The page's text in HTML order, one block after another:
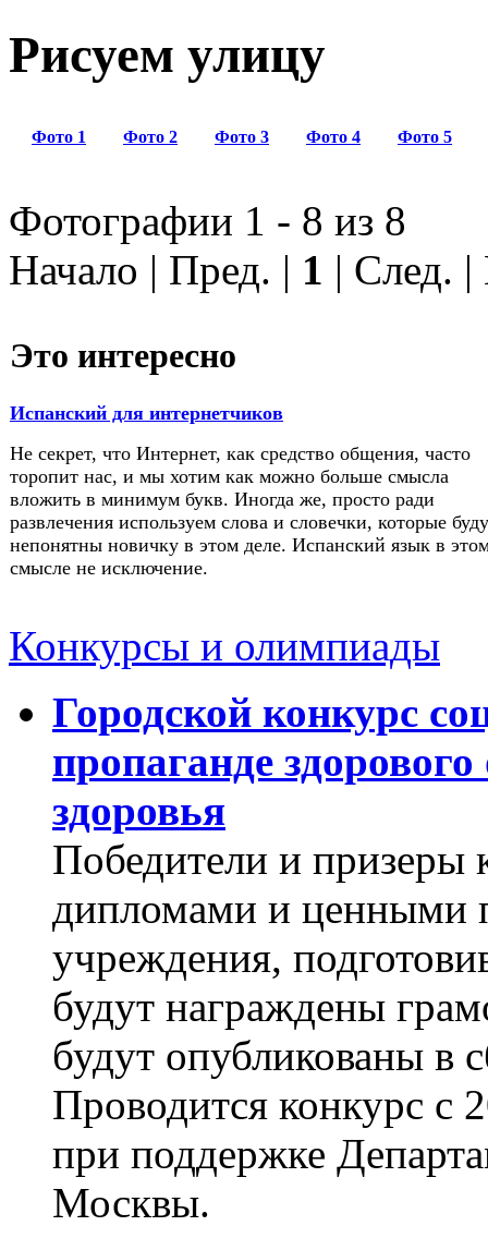
Рисуем улицу
Фото 1 Фото 2 Фото 3 Фото 4 Фото 5
Фотографии 1 - 8 из 8
Начало | Пред. | 1 | След.
Это интересно
Испанский для интернетчиков
Не секрет, что Интернет, как средство общения, часто
торопит нас, и мы хотим как можно больше смысла
вложить в минимум букв. Иногда же, просто ради
развлечения используем слова и словечки, которые
непонятны новичку в этом деле. Испанский язык в
смысле не исключение.
Конкурсы и олимпиады
Городской конкурс
пропаганде
здоровья
Победители и призеры
дипломами и ценными
учреждения,
будут награждены
будут опубликованы в
Проводится конкурс
при поддержке
Москвы.